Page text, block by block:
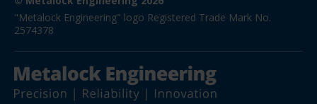
"Metalock Engineering" logo Registered Trade Mark No.
2574378